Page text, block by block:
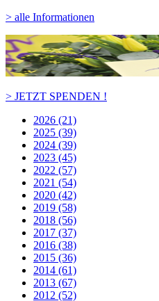
> alle Informationen
> JETZT SPENDEN !
2026 (21)
2025 (39)
2024 (39)
2023 (45)
2022 (57)
2021 (54)
2020 (42)
2019 (58)
2018 (56)
2017 (37)
2016 (38)
2015 (36)
2014 (61)
2013 (67)
2012 (52)